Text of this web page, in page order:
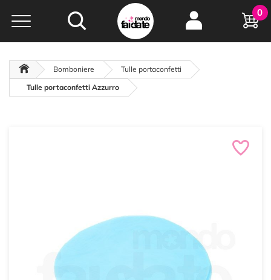
Hobby e
creatività...
oltre 15 anni online
0
Bomboniere
Tulle portaconfetti
Tulle portaconfetti Azzurro